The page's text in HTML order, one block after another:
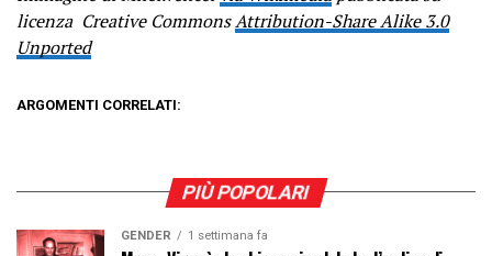
licenza Creative CommonsAttribution-Share Alike 3.0
Unported
ARGOMENTI CORRELATI:
PIÙ POPOLARI
GENDER 1 settimana fa